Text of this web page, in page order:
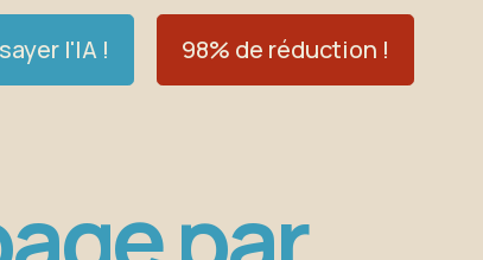
l'IA ! 98% de réduction !